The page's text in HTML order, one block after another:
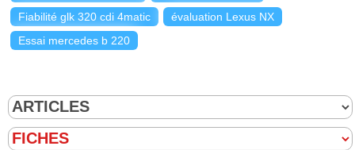
Fiabilité glk 320 cdi 4matic
évaluation Lexus NX
Essai mercedes b 220